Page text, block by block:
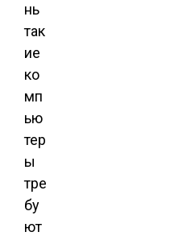
нь
так
ие
ко
мп
ью
тер
ы
тре
бу
ют